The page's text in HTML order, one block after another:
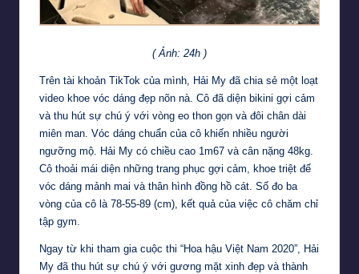
( Ảnh: 24h )
Trên tài khoản TikTok của mình, Hải My đã chia sẻ một loạt
video khoe vóc dáng đẹp nõn nà. Cô đã diện bikini gợi cảm
và thu hút sự chú ý với vòng eo thon gọn và đôi chân dài
miên man. Vóc dáng chuẩn của cô khiến nhiều người
ngưỡng mộ. Hải My có chiều cao 1m67 và cân nặng 48kg.
Cô thoải mái diện những trang phục gợi cảm, khoe triệt để
vóc dáng mảnh mai và thân hình đồng hồ cát. Số đo ba
vòng của cô là 78-55-89 (cm), kết quả của việc cô chăm chỉ
tập gym.
Ngay từ khi tham gia cuộc thi “Hoa hậu Việt Nam 2020”, Hải
My đã thu hút sự chú ý với gương mặt xinh đẹp và thành